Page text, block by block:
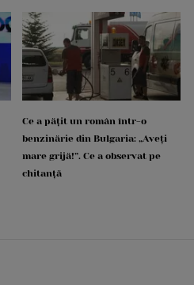
Ce a pățit un român într-o
benzinărie din Bulgaria: „Aveți
mare grijă!”. Ce a observat pe
chitanță